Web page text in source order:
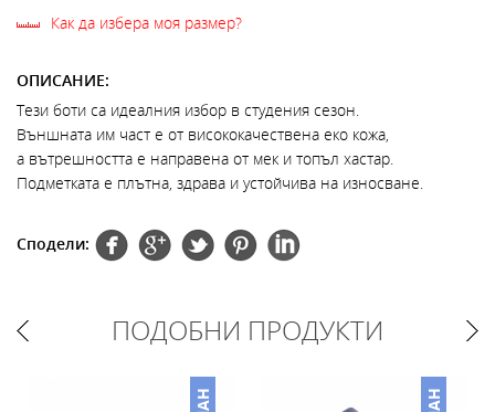
Как да избера моя размер?
ОПИСАНИЕ:
Тези боти са идеалния избор в студения сезон.
Външната им част е от висококачествена еко кожа,
а вътрешността е направена от мек и топъл хастар.
Подметката е плътна, здрава и устойчива на износване.
Сподели:
ПОДОБНИ ПРОДУКТИ